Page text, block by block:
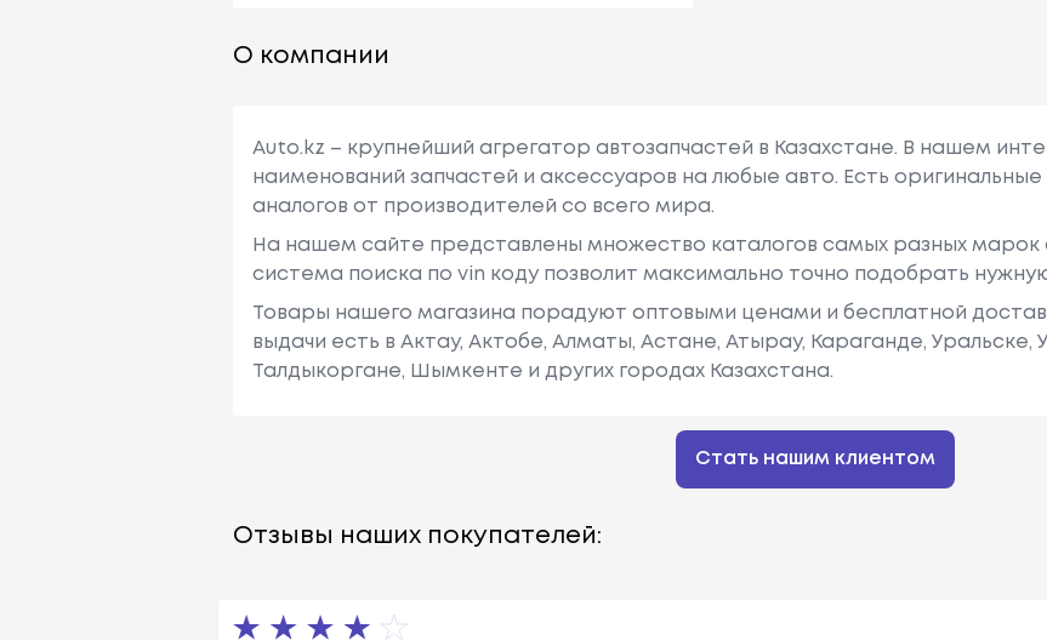
О компании
Auto.kz – крупнейший агрегатор автозапчастей в Казахстане. В нашем
наименований запчастей и аксессуаров на любые авто. Есть
аналогов от производителей со всего мира.
На нашем сайте представлены множество каталогов самых разных марок
система поиска по vin коду позволит максимально точно подобрать
Товары нашего магазина порадуют оптовыми ценами и бесплатной
выдачи есть в Актау, Актобе, Алматы, Астане, Атырау, Караганде, Уральске,
Талдыкоргане, Шымкенте и других городах Казахстана.
Стать нашим клиентом
Отзывы наших покупателей: